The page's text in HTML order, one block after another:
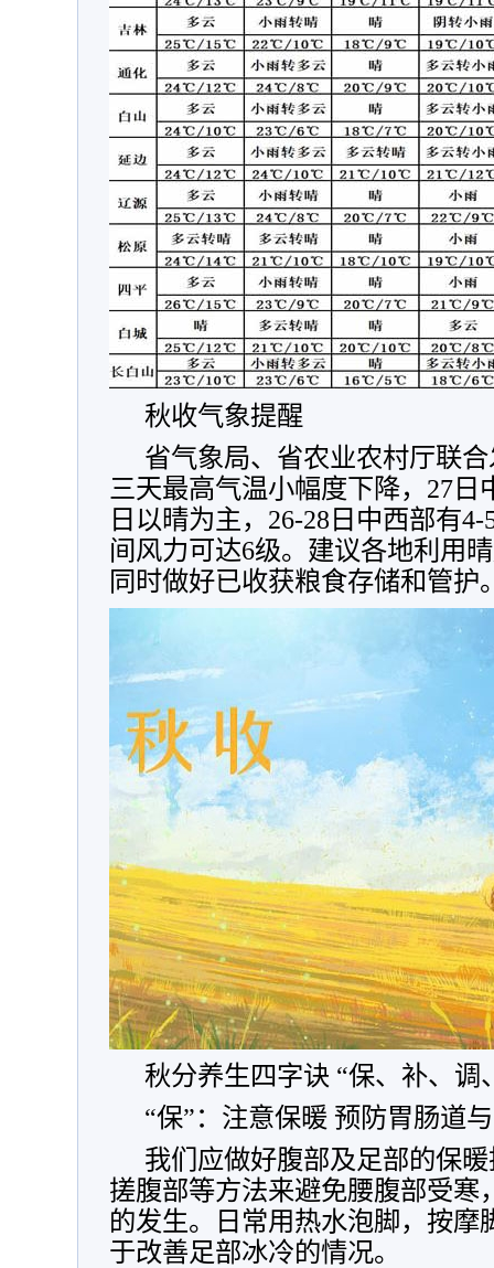
秋收气象提醒
省气象局、省农业农村厅联
三天最高气温小幅度下降，27日
日以晴为主，26-28日中西部有
间风力可达6级。建议各地利用
同时做好已收获粮食存储和管护
秋分养生四字诀 “保、补、调
“保”：注意保暖 预防胃肠道
我们应做好腹部及足部的保
搓腹部等方法来避免腰腹部受寒
的发生。日常用热水泡脚，按摩
于改善足部冰冷的情况。